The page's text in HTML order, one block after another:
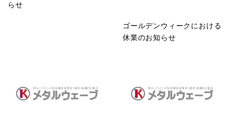
らせ
ゴールデンウィークにおける
休業のお知らせ